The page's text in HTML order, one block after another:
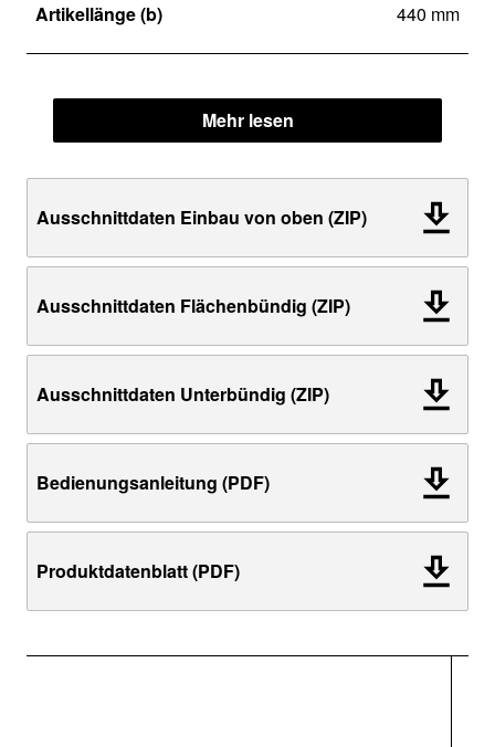
Artikellänge (b) 440 mm
Mehr lesen
Ausschnittdaten Einbau von oben (ZIP)
Ausschnittdaten Flächenbündig (ZIP)
Ausschnittdaten Unterbündig (ZIP)
Bedienungsanleitung (PDF)
Produktdatenblatt (PDF)